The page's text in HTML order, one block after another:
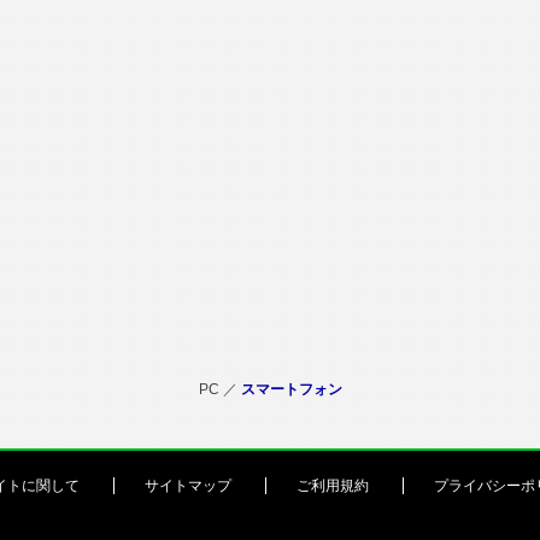
PC ／ スマートフォン
トに関して サイトマップ ご利用規約 プライバシーポ